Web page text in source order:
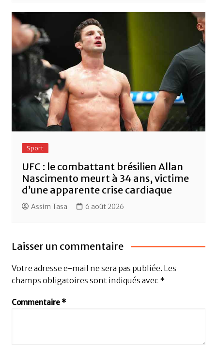
Sport
UFC : le combattant brésilien Allan
Nascimento meurt à 34 ans, victime
d’une apparente crise cardiaque
Assim Tasa 6 août 2026
Laisser un commentaire
Votre adresse e-mail ne sera pas publiée. Les
champs obligatoires sont indiqués avec *
Commentaire *